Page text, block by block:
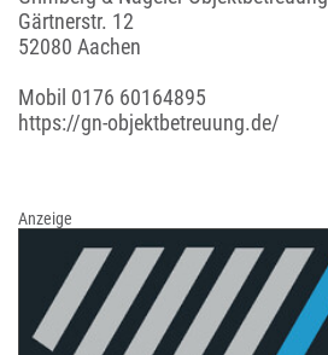
Gärtnerstr. 12
52080 Aachen
Mobil 0176 60164895
https://gn-objektbetreuung.de/
Anzeige